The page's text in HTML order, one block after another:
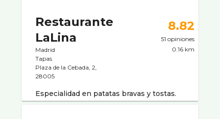
Restaurante
LaLina
Madrid
Tapas
Plaza de la Cebada, 2,
28005
8.82
51 opiniones
0.16 km
Especialidad en patatas bravas y tostas.